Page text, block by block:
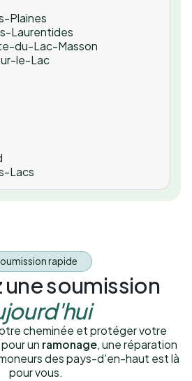
Plaines
Laurentides
du-Lac-Masson
le-Lac
Lacs
rapide
soumission
cheminée et protéger votre
un ramonage , une réparation
des pays-d'en-haut est là
pour vous.